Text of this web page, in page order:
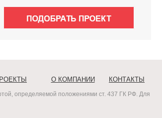
О КОМПАНИИ КОНТАКТЫ
определяемой положениями ст. 437 ГК РФ. Для